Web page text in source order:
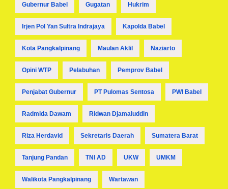
Gubernur Babel Gugatan Hukrim
Irjen Pol Yan Sultra Indrajaya Kapolda Babel
Kota Pangkalpinang Maulan Aklil Naziarto
Opini WTP Pelabuhan Pemprov Babel
Penjabat Gubernur PT Pulomas Sentosa PWI Babel
Radmida Dawam Ridwan Djamaluddin
Riza Herdavid Sekretaris Daerah Sumatera Barat
Tanjung Pandan TNI AD UKW UMKM
Walikota Pangkalpinang Wartawan